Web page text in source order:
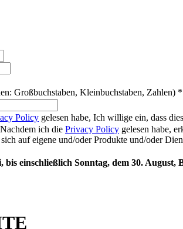
Großbuchstaben, Kleinbuchstaben, Zahlen) *
Policy gelesen habe, Ich willige ein, dass
Nachdem ich die Privacy Policy gelesen habe,
auf eigene und/oder Produkte und/oder
einschließlich Sonntag, dem 30.